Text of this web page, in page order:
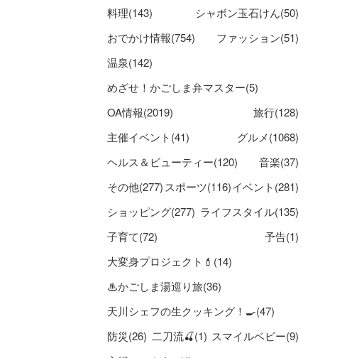
料理(143)
シャボン玉石けん(50)
おでかけ情報(754)
ファッション(51)
温泉(142)
めざせ！かごしま弁マスター(5)
OA情報(2019)
旅行(128)
主催イベント(41)
グルメ(1068)
ヘルス＆ビューティー(120)
音楽(37)
その他(277) スポーツ(116)イベント(281)
ショッピング(277) ライフスタイル(135)
子育て(72)
予告(1)
大変身プロジェクト💄(14)
♨かごしま湯巡り旅(36)
天川シェフの生クッキング！🍳(47)
防災(26) 二刀流🍒(1) スマイルベビー(9)